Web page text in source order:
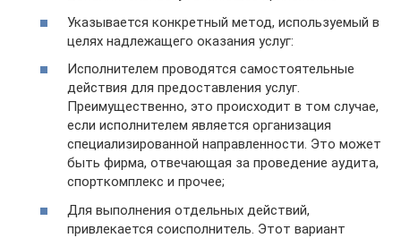
Указывается конкретный метод, используемый в
целях надлежащего оказания услуг:
Исполнителем проводятся самостоятельные
действия для предоставления услуг.
Преимущественно, это происходит в том случае,
если исполнителем является организация
специализированной направленности. Это может
быть фирма, отвечающая за проведение аудита,
спорткомплекс и прочее;
Для выполнения отдельных действий,
привлекается соисполнитель. Этот вариант